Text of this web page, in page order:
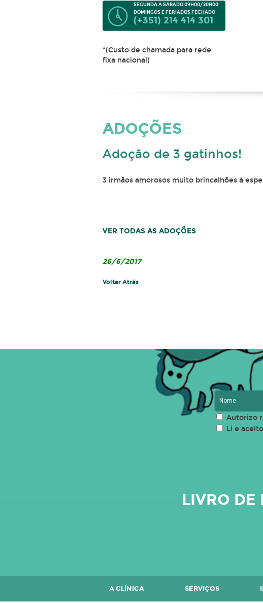
SEGUNDA A SÁBADO 09H00/20H00
DOMINGOS E FERIADOS FECHADO
(+351) 214 414 301
*(Custo de chamada para rede
fixa nacional)
ADOÇÕES
Adoção de 3 gatinhos!
3 irmãos amorosos muito brincalhões à
VER TODAS AS ADOÇÕES
26/6/2017
Voltar Atrás
Autorizo
Li e
LIVRO DE
A CLÍNICA SERVIÇOS